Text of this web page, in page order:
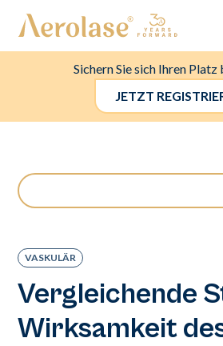
Sichern Sie sich Ihren
JETZT
VASKULÄR
Vergleichende
Wirksamkeit